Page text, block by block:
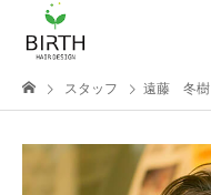
スタッフ 遠藤 冬樹